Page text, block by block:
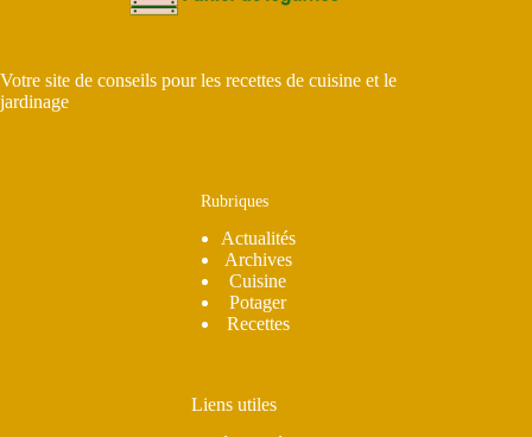
Votre site de conseils pour les recettes de cuisine et le
jardinage
Rubriques
Actualités
Archives
Cuisine
Potager
Recettes
Liens utiles